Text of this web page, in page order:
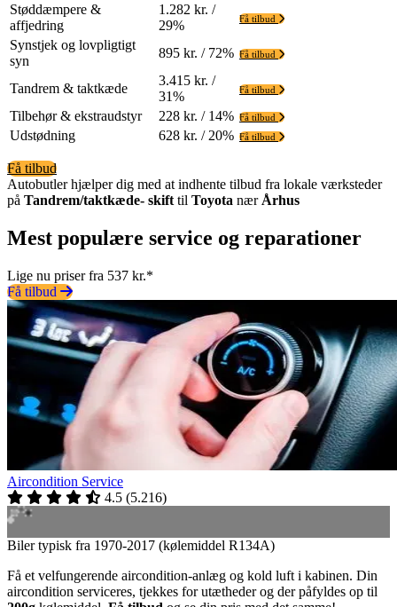
Støddæmpere &
affjedring
1.282 kr. /
29%
Få tilbud
Synstjek og lovpligtigt
syn
895 kr. / 72% Få tilbud
Tandrem & taktkæde
3.415 kr. /
31%
Få tilbud
Tilbehør & ekstraudstyr 228 kr. / 14% Få tilbud
Udstødning 628 kr. / 20% Få tilbud
Få tilbud
Autobutler hjælper dig med at indhente tilbud fra lokale værksteder
på Tandrem/taktkæde- skift til Toyota nær Århus
Mest populære service og reparationer
Lige nu priser fra 537 kr.*
Få tilbud
Aircondition Service
4.5 (5.216)
Biler typisk fra 1970-2017 (kølemiddel R134A)
Få et velfungerende aircondition-anlæg og kold luft i kabinen. Din
aircondition serviceres, tjekkes for utætheder og der påfyldes op til